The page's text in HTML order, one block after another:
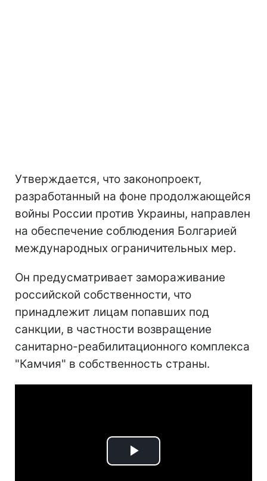
Утверждается, что законопроект,
разработанный на фоне продолжающейся
войны России против Украины, направлен
на обеспечение соблюдения Болгарией
международных ограничительных мер.
Он предусматривает замораживание
российской собственности, что
принадлежит лицам попавших под
санкции, в частности возвращение
санитарно-реабилитационного комплекса
"Камчия" в собственность страны.
Play